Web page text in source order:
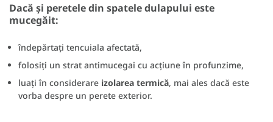
Dacă și peretele din spatele dulapului este
mucegăit:
îndepărtați tencuiala afectată,
folosiți un strat antimucegai cu acțiune în profunzime,
luați în considerare izolarea termică, mai ales dacă este
vorba despre un perete exterior.